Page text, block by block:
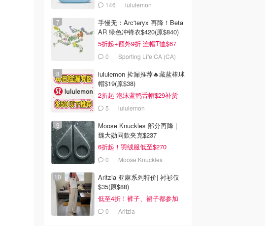
146 lululemon
手慢无：Arc'teryx 再降！Beta
AR 绿色冲锋衣$420(原$840)
5折起+额外9折 连帽T恤$67
0 Sporting Life CA (CA)
lululemon 捡漏推荐🔥藏蓝棒球
帽$19(原$38)
2折起 泡沫蓝鸭舌帽$29补货
5 lululemon
Moose Knuckles 部分再降 |
魏大勋同款夹克$237
6折起！羽绒服低至$270
0 Moose Knuckles
Aritzia 亚麻系列特价| 衬衫仅
$35(原$88)
低至4折！裤子、裙子都参加
0 Aritzia